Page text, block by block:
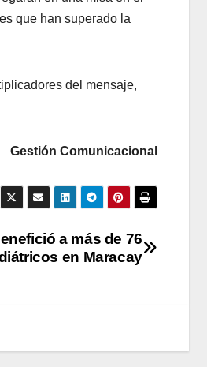
que han superado la
del mensaje,
Gestión Comunicacional
a más de 76
en Maracay